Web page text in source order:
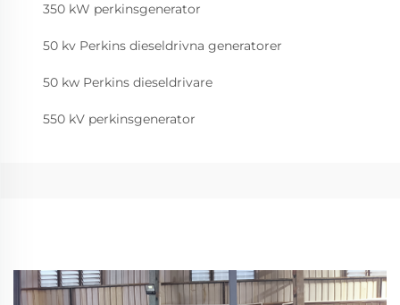
350 kW perkinsgenerator
50 kv Perkins dieseldrivna generatorer
50 kw Perkins dieseldrivare
550 kV perkinsgenerator